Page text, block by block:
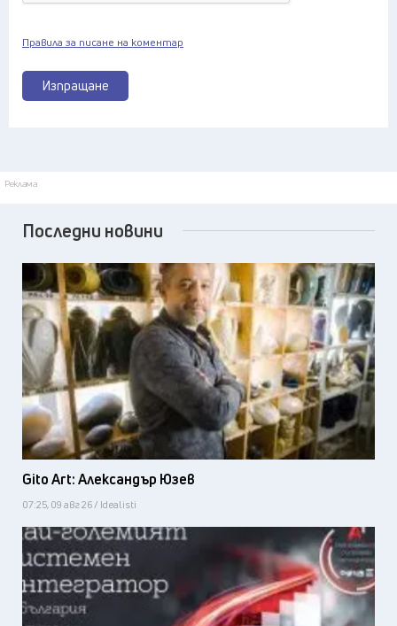
Изпращане
Правила за писане на коментар
Реклама
Последни новини
Gito Art: Александър Юзев
07:25, 09 авг 26 / Idealisti